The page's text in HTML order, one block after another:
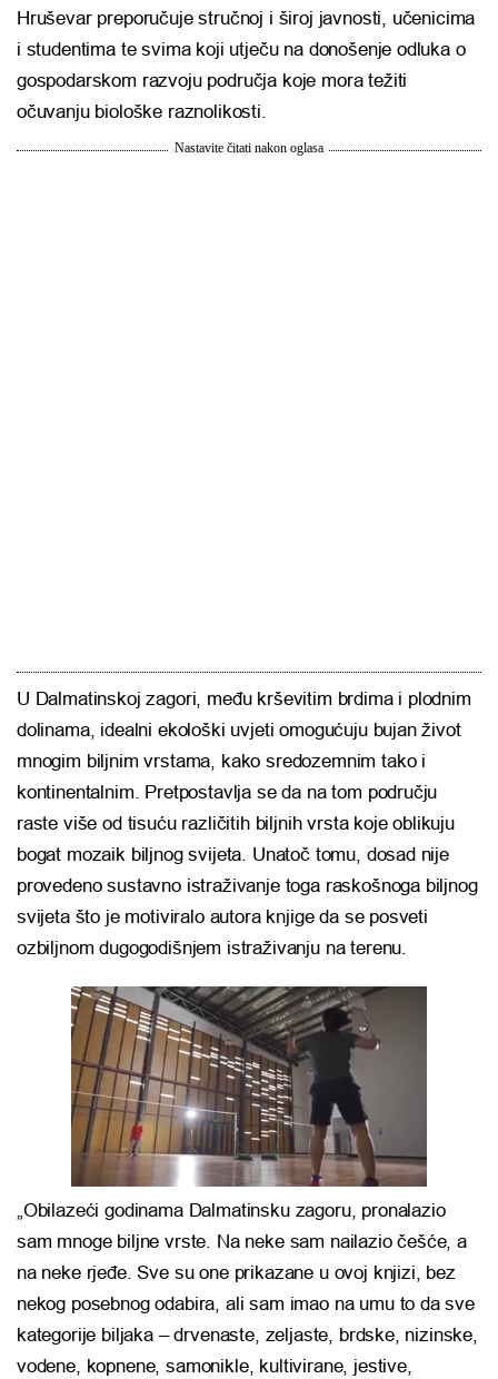
Hruševar preporučuje stručnoj i široj javnosti, učenicima
i studentima te svima koji utječu na donošenje odluka o
gospodarskom razvoju područja koje mora težiti
očuvanju biološke raznolikosti.
Nastavite čitati nakon oglasa
U Dalmatinskoj zagori, među krševitim brdima i plodnim
dolinama, idealni ekološki uvjeti omogućuju bujan život
mnogim biljnim vrstama, kako sredozemnim tako i
kontinentalnim. Pretpostavlja se da na tom području
raste više od tisuću različitih biljnih vrsta koje oblikuju
bogat mozaik biljnog svijeta. Unatoč tomu, dosad nije
provedeno sustavno istraživanje toga raskošnoga biljnog
svijeta što je motiviralo autora knjige da se posveti
ozbiljnom dugogodišnjem istraživanju na terenu.
„Obilazeći godinama Dalmatinsku zagoru, pronalazio
sam mnoge biljne vrste. Na neke sam nailazio češće, a
na neke rjeđe. Sve su one prikazane u ovoj knjizi, bez
nekog posebnog odabira, ali sam imao na umu to da sve
kategorije biljaka – drvenaste, zeljaste, brdske, nizinske,
vodene, kopnene, samonikle, kultivirane, jestive,